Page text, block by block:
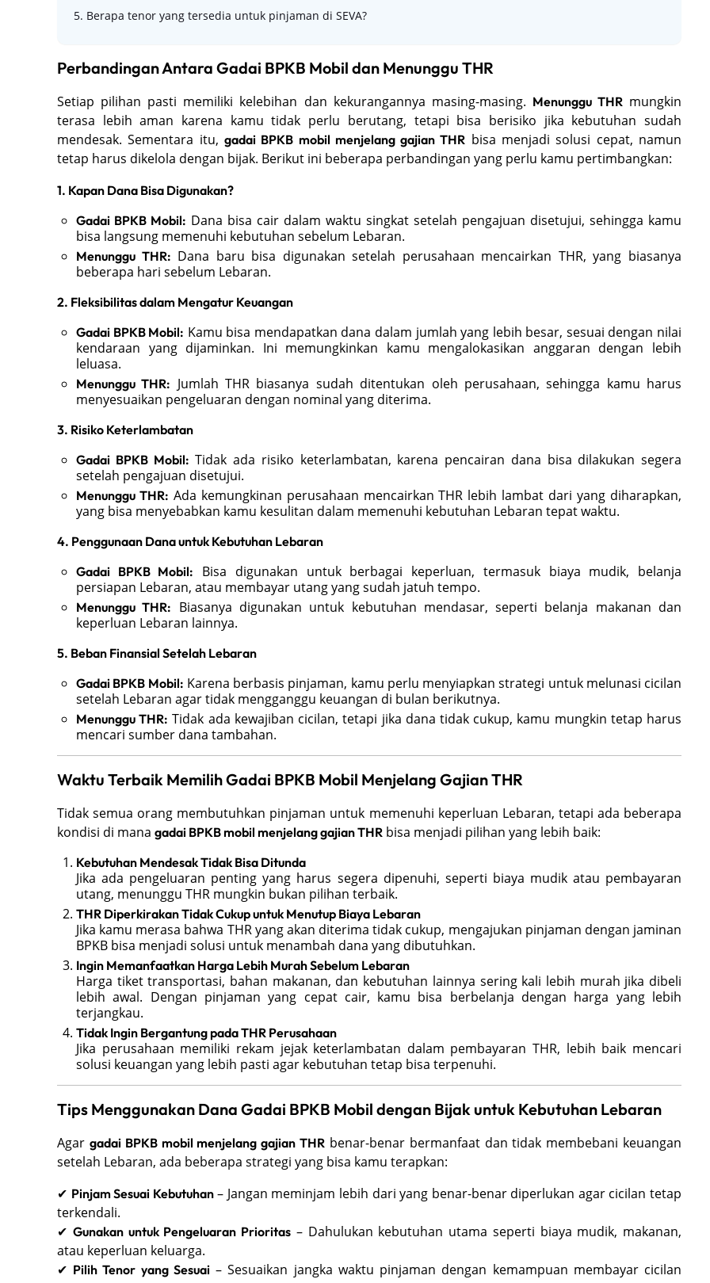
5. Berapa tenor yang tersedia untuk pinjaman di SEVA?
Perbandingan Antara Gadai BPKB Mobil dan Menunggu THR
Setiap pilihan pasti memiliki kelebihan dan kekurangannya masing-masing. Menunggu THRmungkin
terasa lebih aman karena kamu tidak perlu berutang, tetapi bisa berisiko jika kebutuhan sudah
mendesak. Sementara itu, gadai BPKB mobil menjelang gajian THR bisa menjadi solusi cepat, namun
tetap harus dikelola dengan bijak. Berikut ini beberapa perbandingan yang perlu kamu pertimbangkan:
1. Kapan Dana Bisa Digunakan?
Gadai BPKB Mobil: Dana bisa cair dalam waktu singkat setelah pengajuan disetujui, sehingga kamu
bisa langsung memenuhi kebutuhan sebelum Lebaran.
Menunggu THR: Dana baru bisa digunakan setelah perusahaan mencairkan THR, yang biasanya
beberapa hari sebelum Lebaran.
2. Fleksibilitas dalam Mengatur Keuangan
Gadai BPKB Mobil: Kamu bisa mendapatkan dana dalam jumlah yang lebih besar, sesuai dengan nilai
kendaraan yang dijaminkan. Ini memungkinkan kamu mengalokasikan anggaran dengan lebih
leluasa.
Menunggu THR: Jumlah THR biasanya sudah ditentukan oleh perusahaan, sehingga kamu harus
menyesuaikan pengeluaran dengan nominal yang diterima.
3. Risiko Keterlambatan
Gadai BPKB Mobil: Tidak ada risiko keterlambatan, karena pencairan dana bisa dilakukan segera
setelah pengajuan disetujui.
Menunggu THR: Ada kemungkinan perusahaan mencairkan THR lebih lambat dari yang diharapkan,
yang bisa menyebabkan kamu kesulitan dalam memenuhi kebutuhan Lebaran tepat waktu.
4. Penggunaan Dana untuk Kebutuhan Lebaran
Gadai BPKB Mobil:
Bisa digunakan untuk berbagai keperluan, termasuk biaya mudik, belanja
persiapan Lebaran, atau membayar utang yang sudah jatuh tempo.
Menunggu THR: Biasanya digunakan untuk kebutuhan mendasar, seperti belanja makanan dan
keperluan Lebaran lainnya.
5. Beban Finansial Setelah Lebaran
Gadai BPKB Mobil: Karena berbasis pinjaman, kamu perlu menyiapkan strategi untuk melunasi cicilan
setelah Lebaran agar tidak mengganggu keuangan di bulan berikutnya.
Menunggu THR: Tidak ada kewajiban cicilan, tetapi jika dana tidak cukup, kamu mungkin tetap harus
mencari sumber dana tambahan.
Waktu Terbaik Memilih Gadai BPKB Mobil Menjelang Gajian THR
Tidak semua orang membutuhkan pinjaman untuk memenuhi keperluan Lebaran, tetapi ada beberapa
kondisi di mana gadai BPKB mobil menjelang gajian THR bisa menjadi pilihan yang lebih baik:
Kebutuhan Mendesak Tidak Bisa Ditunda
Jika ada pengeluaran penting yang harus segera dipenuhi, seperti biaya mudik atau pembayaran
utang, menunggu THR mungkin bukan pilihan terbaik.
THR Diperkirakan Tidak Cukup untuk Menutup Biaya Lebaran
Jika kamu merasa bahwa THR yang akan diterima tidak cukup, mengajukan pinjaman dengan jaminan
BPKB bisa menjadi solusi untuk menambah dana yang dibutuhkan.
Ingin Memanfaatkan Harga Lebih Murah Sebelum Lebaran
Harga tiket transportasi, bahan makanan, dan kebutuhan lainnya sering kali lebih murah jika dibeli
lebih awal. Dengan pinjaman yang cepat cair, kamu bisa berbelanja dengan harga yang lebih
terjangkau.
Tidak Ingin Bergantung pada THR Perusahaan
Jika perusahaan memiliki rekam jejak keterlambatan dalam pembayaran THR, lebih baik mencari
solusi keuangan yang lebih pasti agar kebutuhan tetap bisa terpenuhi.
Tips Menggunakan Dana Gadai BPKB Mobil dengan Bijak untuk Kebutuhan Lebaran
Agar gadai BPKB mobil menjelang gajian THR benar-benar bermanfaat dan tidak membebani keuangan
setelah Lebaran, ada beberapa strategi yang bisa kamu terapkan:
✔ Pinjam Sesuai Kebutuhan– Jangan meminjam lebih dari yang benar-benar diperlukan agar cicilan tetap
terkendali.
✔ Gunakan untuk Pengeluaran Prioritas – Dahulukan kebutuhan utama seperti biaya mudik, makanan,
atau keperluan keluarga.
✔ Pilih Tenor yang Sesuai – Sesuaikan jangka waktu pinjaman dengan kemampuan membayar cicilan